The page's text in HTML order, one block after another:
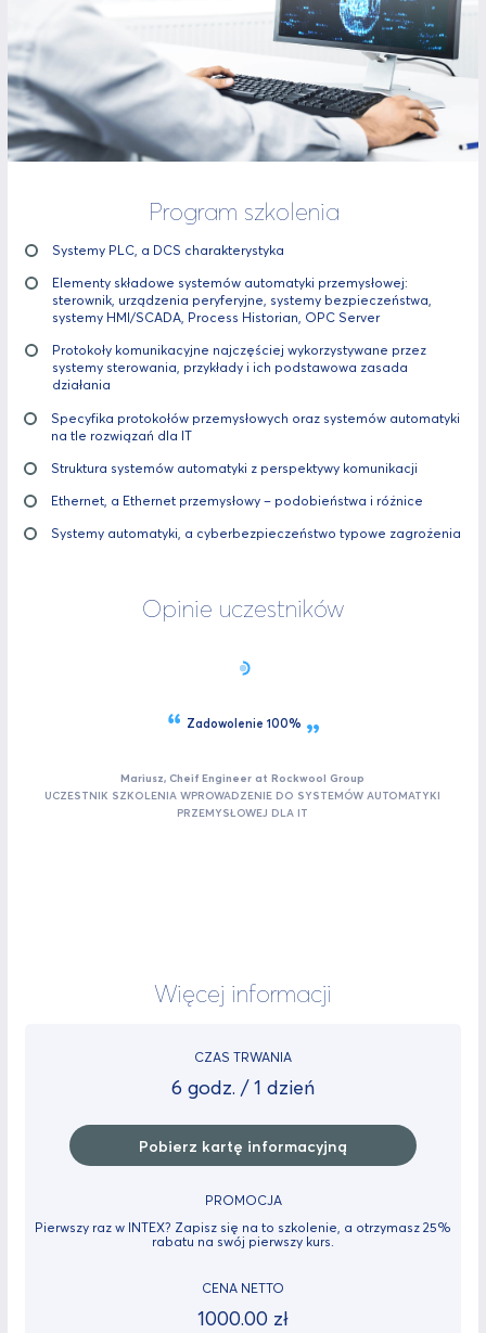
Program szkolenia
Systemy PLC, a DCS charakterystyka
Elementy składowe systemów automatyki przemysłowej:
sterownik, urządzenia peryferyjne, systemy bezpieczeństwa,
systemy HMI/SCADA, Process Historian, OPC Server
Protokoły komunikacyjne najczęściej wykorzystywane przez
systemy sterowania, przykłady i ich podstawowa zasada
działania
Specyfika protokołów przemysłowych oraz systemów automatyki
na tle rozwiązań dla IT
Struktura systemów automatyki z perspektywy komunikacji
Ethernet, a Ethernet przemysłowy – podobieństwa i różnice
Systemy automatyki, a cyberbezpieczeństwo typowe zagrożenia
Opinie uczestników
Zadowolenie 100%
Mariusz, Cheif Engineer at Rockwool Group
UCZESTNIK SZKOLENIA WPROWADZENIE DO SYSTEMÓW AUTOMATYKI
PRZEMYSŁOWEJ DLA IT
Więcej informacji
CZAS TRWANIA
6 godz. / 1 dzień
Pobierz kartę informacyjną
PROMOCJA
Pierwszy raz w INTEX? Zapisz się na to szkolenie, a otrzymasz 25%
rabatu na swój pierwszy kurs.
CENA NETTO
1000.00 zł